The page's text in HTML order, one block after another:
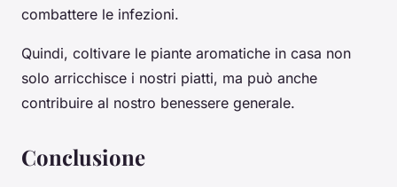
combattere le infezioni.
Quindi, coltivare le piante aromatiche in casa non
solo arricchisce i nostri piatti, ma può anche
contribuire al nostro benessere generale.
Conclusione